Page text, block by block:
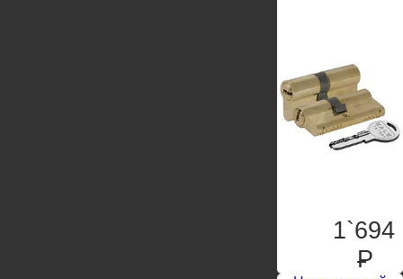
1`694
P